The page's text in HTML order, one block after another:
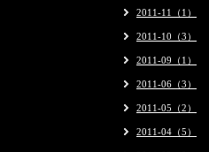
2011-11（1）
2011-10（3）
2011-09（1）
2011-06（3）
2011-05（2）
2011-04（5）